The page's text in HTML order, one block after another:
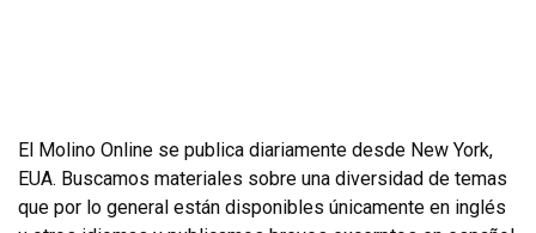
El Molino Online se publica diariamente desde New York,
EUA. Buscamos materiales sobre una diversidad de temas
que por lo general están disponibles únicamente en inglés